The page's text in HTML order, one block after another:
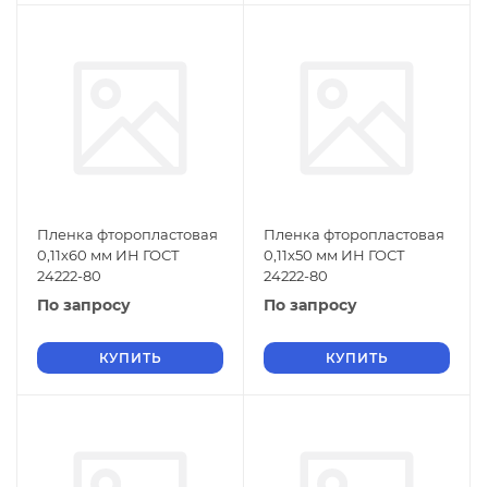
Пленка фторопластовая
0,11х60 мм ИН ГОСТ
24222-80
По запросу
КУПИТЬ
Пленка фторопластовая
0,11х50 мм ИН ГОСТ
24222-80
По запросу
КУПИТЬ